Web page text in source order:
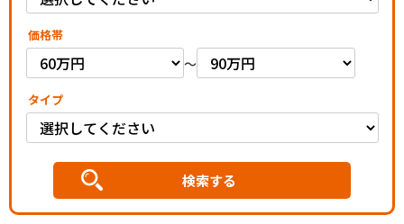
価格帯
～
タイプ